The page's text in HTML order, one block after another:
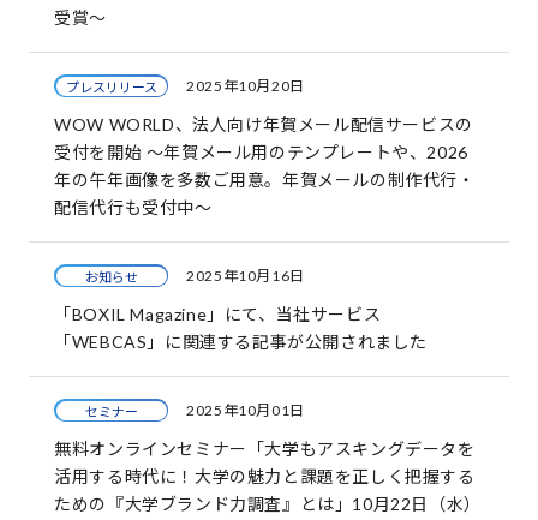
受賞～
プレスリリース 2025年10月20日
WOW WORLD、法人向け年賀メール配信サービスの
受付を開始 ～年賀メール用のテンプレートや、2026
年の午年画像を多数ご用意。年賀メールの制作代行・
配信代行も受付中～
お知らせ 2025年10月16日
「BOXIL Magazine」にて、当社サービス
「WEBCAS」に関連する記事が公開されました
セミナー 2025年10月01日
無料オンラインセミナー「大学もアスキングデータを
活用する時代に！大学の魅力と課題を正しく把握する
ための『大学ブランド力調査』とは」10月22日（水）